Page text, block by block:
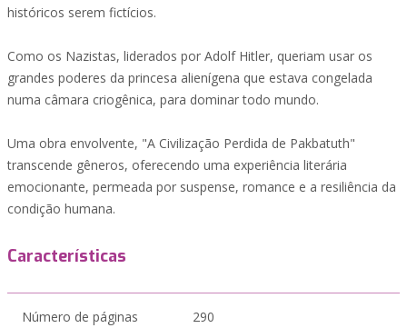
históricos serem fictícios.
Como os Nazistas, liderados por Adolf Hitler, queriam usar os
grandes poderes da princesa alienígena que estava congelada
numa câmara criogênica, para dominar todo mundo.
Uma obra envolvente, "A Civilização Perdida de Pakbatuth"
transcende gêneros, oferecendo uma experiência literária
emocionante, permeada por suspense, romance e a resiliência da
condição humana.
Características
Número de páginas 290